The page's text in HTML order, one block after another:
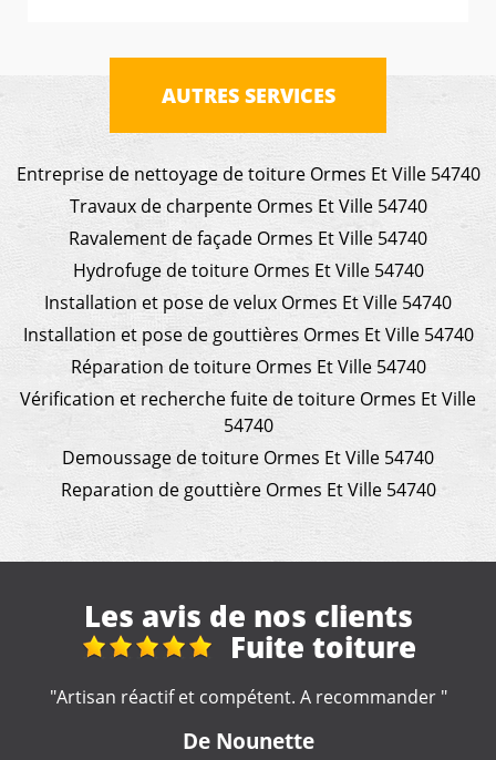
AUTRES SERVICES
Entreprise de nettoyage de toiture Ormes Et Ville 54740
Travaux de charpente Ormes Et Ville 54740
Ravalement de façade Ormes Et Ville 54740
Hydrofuge de toiture Ormes Et Ville 54740
Installation et pose de velux Ormes Et Ville 54740
Installation et pose de gouttières Ormes Et Ville 54740
Réparation de toiture Ormes Et Ville 54740
Vérification et recherche fuite de toiture Ormes Et Ville
54740
Demoussage de toiture Ormes Et Ville 54740
Reparation de gouttière Ormes Et Ville 54740
Les avis de nos clients
Super
"Très satisfait super travail et très bon rapport